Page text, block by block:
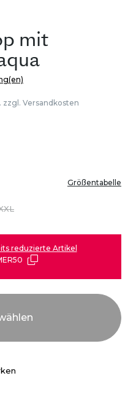
mit
zzgl. Versandkosten
Größentabelle
reduzierte Artikel